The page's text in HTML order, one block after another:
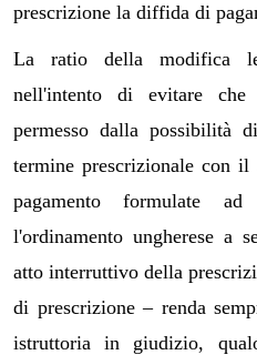
prescrizione la diffida di
La ratio della modifica
nell'intento di evitare
permesso dalla possibilità
termine prescrizionale con
pagamento formulate
l'ordinamento ungherese a
atto interruttivo della
di prescrizione – renda
istruttoria in giudizio,